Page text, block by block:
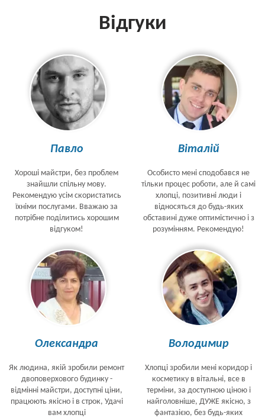
Відгуки
Павло
Хороші майстри, без проблем
знайшли спільну мову.
Рекомендую усім скористатись
їхніми послугами. Вважаю за
потрібне поділитись хорошим
відгуком!
Віталій
Особисто мені сподобався не
тільки процес роботи, але й самі
хлопці, позитивні люди і
відносяться до будь-яких
обставині дуже оптимістично і з
розумінням. Рекомендую!
Олександра
Як людина, якій зробили ремонт
двоповерхового будинку -
відмінні майстри, доступні ціни,
працюють якісно і в строк, Удачі
вам хлопці
Володимир
Хлопці зробили мені коридор і
косметику в вітальні, все в
терміни, за доступною ціною і
найголовніше, ДУЖЕ якісно, з
фантазією, без будь-яких